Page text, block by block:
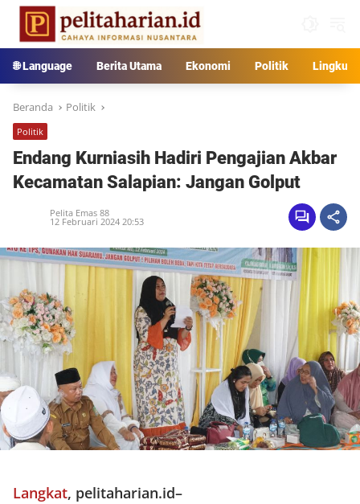
Langsung
konten
🌐 Language Berita Utama Ekonomi Politik
Beranda Politik
Politik
Endang Kurniasih Hadiri Pengajian Akbar
Kecamatan Salapian: Jangan Golput
Pelita Emas 88
12 Februari 2024 20:53
Langkat, pelitaharian.id–